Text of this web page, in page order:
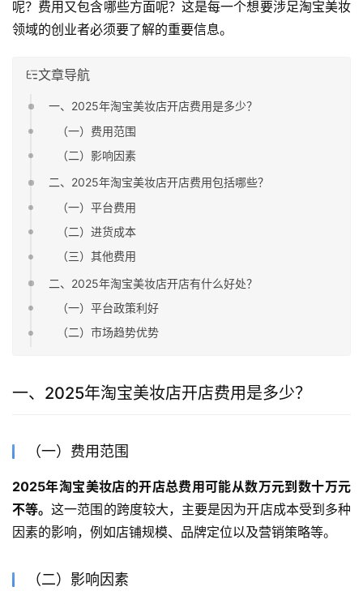
呢？费用又包含哪些方面呢？这是每一个想要涉足淘宝美妆
领域的创业者必须要了解的重要信息。
文章导航
一、2025年淘宝美妆店开店费用是多少？
（一）费用范围
（二）影响因素
二、2025年淘宝美妆店开店费用包括哪些？
（一）平台费用
（二）进货成本
（三）其他费用
二、2025年淘宝美妆店开店有什么好处？
（一）平台政策利好
（二）市场趋势优势
一、2025年淘宝美妆店开店费用是多少？
（一）费用范围
2025年淘宝美妆店的开店总费用可能从数万元到数十万元
不等。这一范围的跨度较大，主要是因为开店成本受到多种
因素的影响，例如店铺规模、品牌定位以及营销策略等。
（二）影响因素